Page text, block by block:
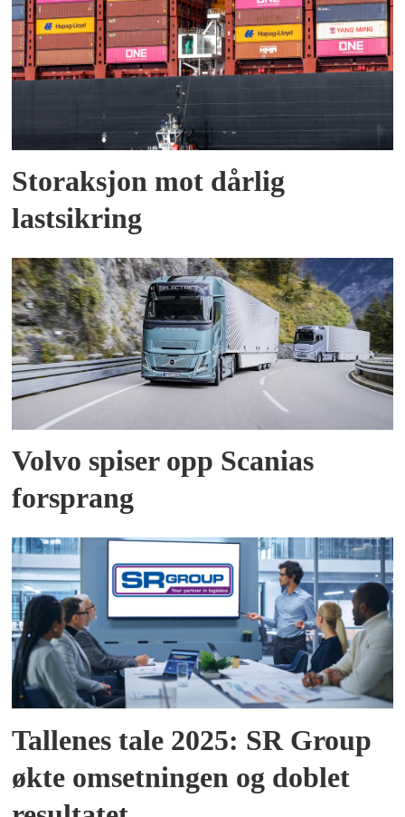
Storaksjon mot dårlig
lastsikring
Volvo spiser opp Scanias
forsprang
Tallenes tale 2025: SR Group
økte omsetningen og doblet